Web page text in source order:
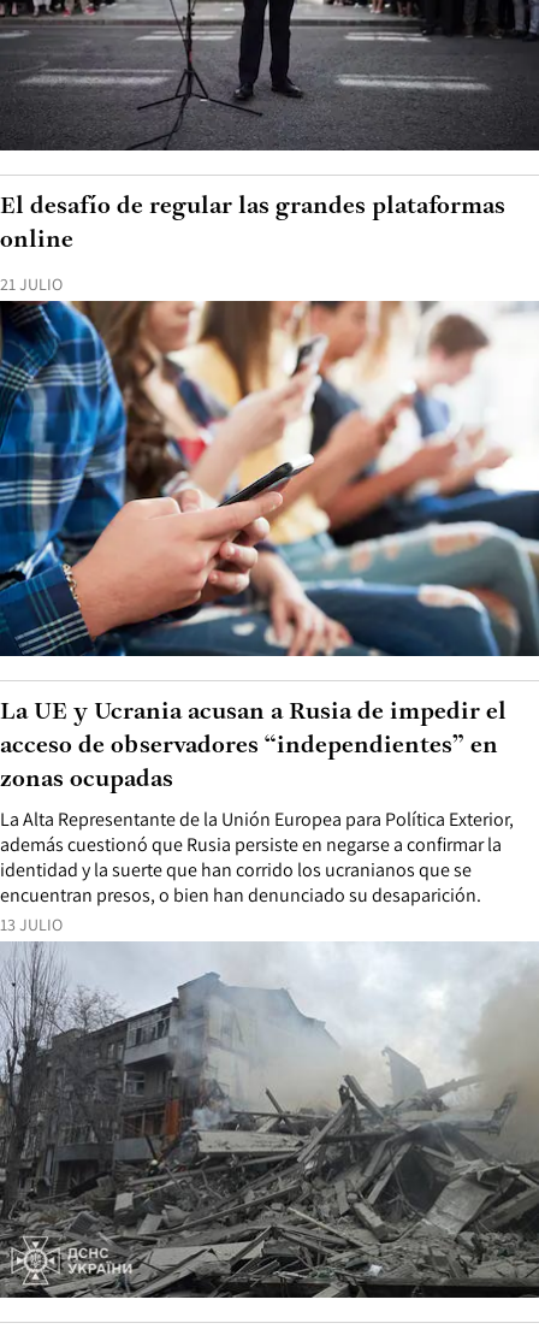
21 JULIO
El desafío de regular las grandes plataformas
online
13 JULIO
La Alta Representante de la Unión Europea para Política Exterior,
además cuestionó que Rusia persiste en negarse a confirmar la
identidad y la suerte que han corrido los ucranianos que se
encuentran presos, o bien han denunciado su desaparición.
La UE y Ucrania acusan a Rusia de impedir el
acceso de observadores “independientes” en
zonas ocupadas